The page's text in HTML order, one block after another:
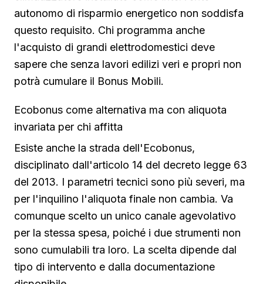
autonomo di risparmio energetico non soddisfa
questo requisito. Chi programma anche
l'acquisto di grandi elettrodomestici deve
sapere che senza lavori edilizi veri e propri non
potrà cumulare il Bonus Mobili.
Ecobonus come alternativa ma con aliquota
invariata per chi affitta
Esiste anche la strada dell'Ecobonus,
disciplinato dall'articolo 14 del decreto legge 63
del 2013. I parametri tecnici sono più severi, ma
per l'inquilino l'aliquota finale non cambia. Va
comunque scelto un unico canale agevolativo
per la stessa spesa, poiché i due strumenti non
sono cumulabili tra loro. La scelta dipende dal
tipo di intervento e dalla documentazione